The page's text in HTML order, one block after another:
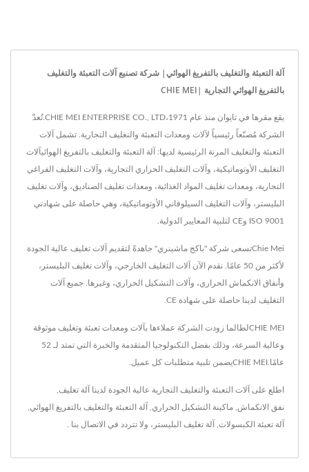
آلة التعبئة والتغليف بالتفريغ الهوائي| شركة تصنيع آلات التعبئة والتغليف
بالتفريغ الهوائي التجارية |CHIE MEI
يقع مقرها في تايوان منذ عام 1971،CHIE MEI ENTERPRISE CO., LTD.تُعدّ
الشركة مُصنّعاً رئيسياً لآلات ومعدات التعبئة والتغليف التجارية. تشمل آلات
التعبئة والتغليف المرنة الرئيسية لديها: آلة التعبئة والتغليف بالتفريغ الهوائيآلات
التغليف الأوتوماتيكية، وآلات التغليف الحراري التجارية، وآلات التغليف الفراغي
التجارية، ومعدات تغليف المواد الغذائية، ومعدات تغليف الصناديق، وآلات تغليف
البليستر، وآلات التغليف السيلوفاني الأوتوماتيكية، وهي حاصلة على شهادتي
ISO 9001 وCE لتلبية المعايير الدولية.
Chie Meiتسعى شركة "باكج ماشينري" جاهدةً لتقديم آلات تغليف عالية الجودة
لأكثر من 50 عامًا. نقدم الآن آلات التغليف الخارجي، وآلات تغليف البليستر،
وأنفاق الانكماش الحراري، وآلات التشكيل الحراري، وغيرها. جميع آلات
التغليف لدينا حاصلة على شهادة CE.
CHIE MEIلطالما زودت الشركة عملاءها بآلات ومعدات تعبئة وتغليف موثوقة
وعالية السرعة، وذلك بفضل التكنولوجيا المتقدمة والخبرة التي تمتد لـ 52
عامًا.CHIE MEIيضمن تلبية متطلبات كل عميل.
اطلع على آلات التعبئة والتغليف التجارية عالية الجودة لدينا آلة تغليف
نفق الانكماش ماكينة التشكيل الحراري آلة التعبئة والتغليف بالتفريغ الهوائي
آلة تعبئة الكبسولات آلة تغليف البليستر ، ولا تتردد في الاتصال بنا